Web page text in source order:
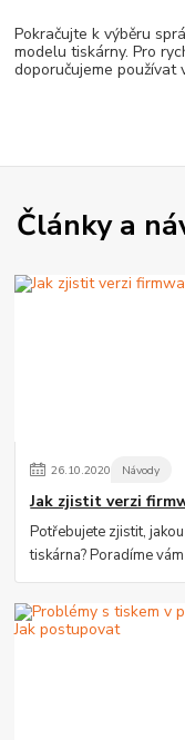
Pokračujte k výběru
modelu tiskárny. Pro
doporučujeme používat
Články a
26.10.2020 Návody
Jak zjistit verzi
Potřebujete zjistit,
tiskárna? Poradíme